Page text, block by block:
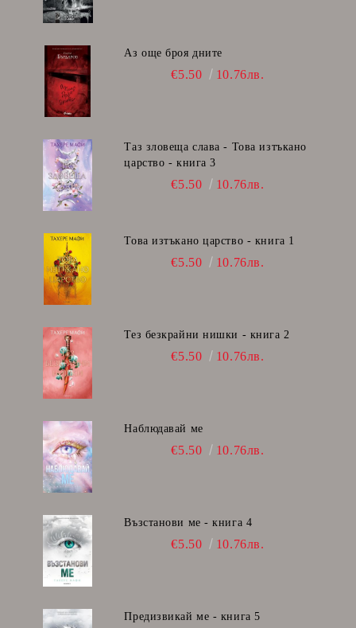
Аз още броя дните
€5.50 10.76лв.
Таз зловеща слава - Това изтъкано
царство - книга 3
€5.50 10.76лв.
Това изтъкано царство - книга 1
€5.50 10.76лв.
Тез безкрайни нишки - книга 2
€5.50 10.76лв.
Наблюдавай ме
€5.50 10.76лв.
Възстанови ме - книга 4
€5.50 10.76лв.
Предизвикай ме - книга 5